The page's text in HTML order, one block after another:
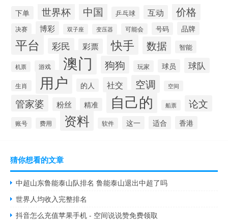
下单 世界杯 中国 乒乓球 互动 价格
决赛 博彩 双子座 变压器 可能会 号码 品牌
平台 彩民 彩票 快手 数据 智能
机票 游戏 澳门 狗狗 玩家 球员 球队
生肖 用户 的人 社交 空调 空间
管家婆 粉丝 精准 自己的 船票 论文
账号 费用 资料 软件 这一 适合 香港
猜你想看的文章
中超山东鲁能泰山队排名 鲁能泰山退出中超了吗
世界人均收入完整排名
抖音怎么充值苹果手机 - 空间说说赞免费领取